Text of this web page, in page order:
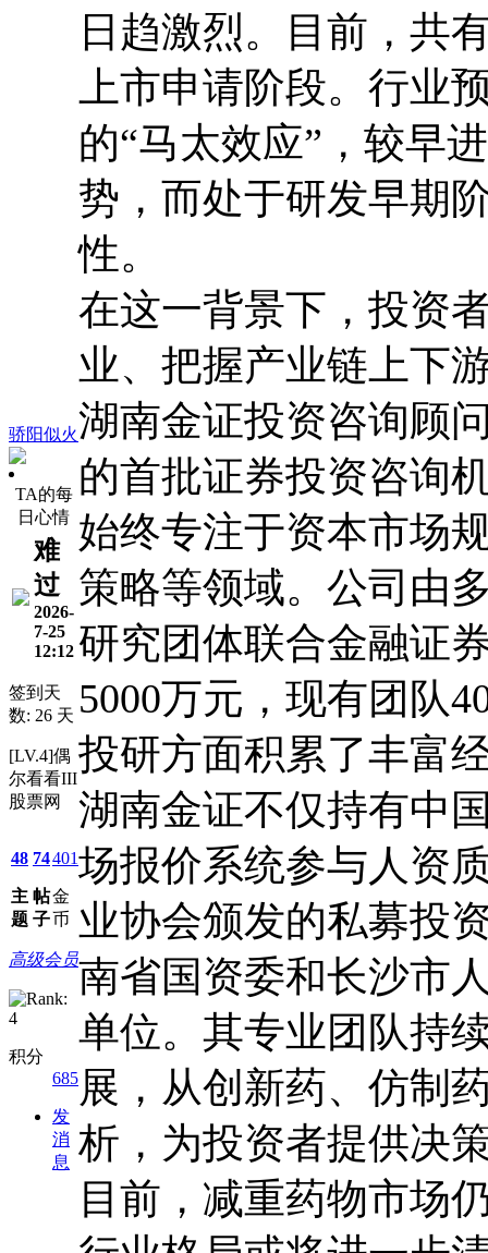
骄阳似火
TA的每
日心情
难
过
2026-
7-25
12:12
签到天
数: 26 天
[LV.4]偶
尔看看III
股票网
48
主
题
74
帖
子
401
金
币
高级会员
积分
685
发
消
息
日趋激烈。目前，共
上市申请阶段。行业
的“马太效应”，较早
势，而处于研发早期
性。
在这一背景下，投资
业、把握产业链上下
湖南金证投资咨询顾
的首批证券投资咨询
始终专注于资本市场
策略等领域。公司由
研究团体联合金融证
5000万元，现有团队
投研方面积累了丰富
湖南金证不仅持有中
场报价系统参与人资
业协会颁发的私募投
南省国资委和长沙市
单位。其专业团队持
展，从创新药、仿制
析，为投资者提供决
目前，减重药物市场